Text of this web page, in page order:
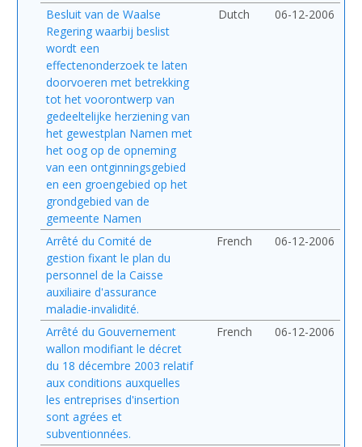
Besluit van de Waalse
Regering waarbij beslist
wordt een
effectenonderzoek te laten
doorvoeren met betrekking
tot het voorontwerp van
gedeeltelijke herziening van
het gewestplan Namen met
het oog op de opneming
van een ontginningsgebied
en een groengebied op het
grondgebied van de
gemeente Namen
Dutch 06-12-2006
Arrêté du Comité de
gestion fixant le plan du
personnel de la Caisse
auxiliaire d'assurance
maladie-invalidité.
French 06-12-2006
Arrêté du Gouvernement
wallon modifiant le décret
du 18 décembre 2003 relatif
aux conditions auxquelles
les entreprises d'insertion
sont agrées et
subventionnées.
French 06-12-2006